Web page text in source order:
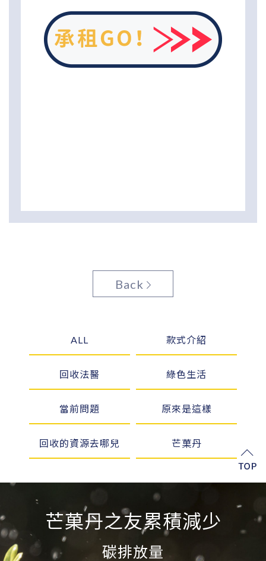
Back
ALL 款式介紹
回收法醫 綠色生活
當前問題 原來是這樣
回收的資源去哪兒 芒菓丹
芒菓丹之友累積認養
再生資源
10654.56KG
芒菓丹之友累積減少
碳排放量